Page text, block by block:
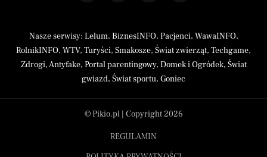
Nasze serwisy: Lelum, BiznesINFO, Pacjenci, WawaINFO,
RolnikINFO, WTV, Turyści, Smakosze, Świat zwierząt, Techgame,
Zdrogi,Antyfake, Portal parentingowy, Domek i Ogródek, Świat
gwiazd, Świat sportu, Goniec
© Pikio.pl | Copyright 2026
REGULAMIN